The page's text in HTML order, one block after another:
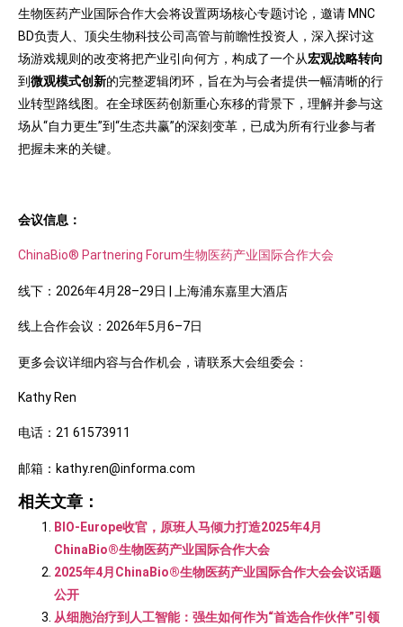
生物医药产业国际合作大会将设置两场核心专题讨论，邀请 MNC
BD负责人、顶尖生物科技公司高管与前瞻性投资人，深入探讨这
场游戏规则的改变将把产业引向何方，构成了一个从宏观战略转向
到微观模式创新的完整逻辑闭环，旨在为与会者提供一幅清晰的行
业转型路线图。在全球医药创新重心东移的背景下，理解并参与这
场从“自力更生”到“生态共赢”的深刻变革，已成为所有行业参与者
把握未来的关键。
会议信息：
ChinaBio® Partnering Forum生物医药产业国际合作大会
线下：2026年4月28–29日 | 上海浦东嘉里大酒店
线上合作会议：2026年5月6–7日
更多会议详细内容与合作机会，请联系大会组委会：
Kathy Ren
电话：21 61573911
邮箱：kathy.ren@informa.com
相关文章：
BIO-Europe收官，原班人马倾力打造2025年4月
ChinaBio®生物医药产业国际合作大会
2025年4月ChinaBio®生物医药产业国际合作大会会议话题
公开
从细胞治疗到人工智能：强生如何作为“首选合作伙伴”引领